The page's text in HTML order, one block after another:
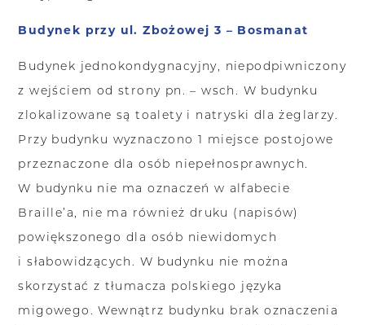
Budynek przy ul. Zbożowej 3 – Bosmanat
Budynek jednokondygnacyjny, niepodpiwniczony
z wejściem od strony pn. – wsch. W budynku
zlokalizowane są toalety i natryski dla żeglarzy.
Przy budynku wyznaczono 1 miejsce postojowe
przeznaczone dla osób niepełnosprawnych.
W budynku nie ma oznaczeń w alfabecie
Braille’a, nie ma również druku (napisów)
powiększonego dla osób niewidomych
i słabowidzących. W budynku nie można
skorzystać z tłumacza polskiego języka
migowego. Wewnątrz budynku brak oznaczenia